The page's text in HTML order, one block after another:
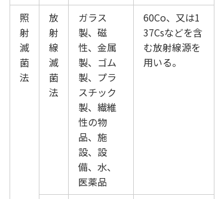
照
射
滅
菌
法
放
射
線
滅
菌
法
ガラス
製、磁
性、金属
製、ゴム
製、プラ
スチック
製、繊維
性の物
品、施
設、設
備、水、
医薬品
60Co、又は1
37Csなどを含
む放射線源を
用いる。